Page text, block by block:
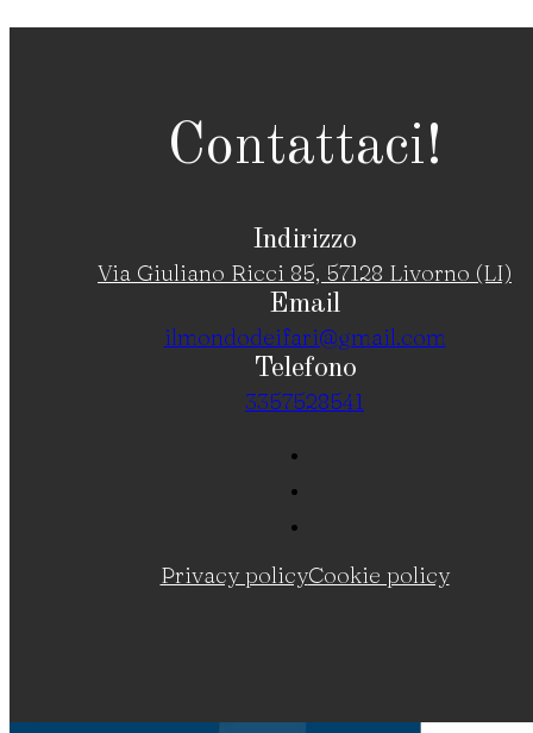
Contattaci!
Indirizzo
Via Giuliano Ricci 85, 57128 Livorno (LI)
Email
ilmondodeifari@gmail.com
Telefono
3357528541
Privacy policyCookie policy